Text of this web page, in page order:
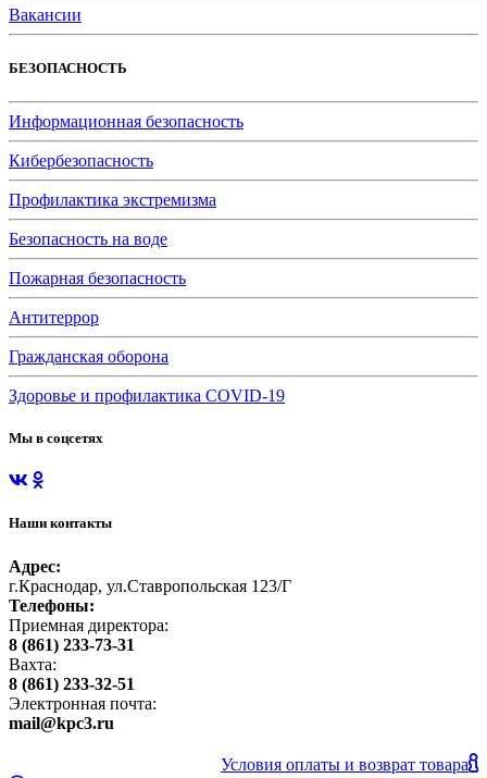
Вакансии
БЕЗОПАСНОСТЬ
Информационная безопасность
Кибербезопасность
Профилактика экстремизма
Безопасность на воде
Пожарная безопасность
Антитеррор
Гражданская оборона
Здоровье и профилактика COVID-19
Мы в соцсетях
Наши контакты
Адрес:
г.Краснодар, ул.Ставропольская 123/Г
Телефоны:
Приемная директора:
8 (861) 233-73-31
Вахта:
8 (861) 233-32-51
Электронная почта:
mail@kpc3.ru
Условия оплаты и возврат товара